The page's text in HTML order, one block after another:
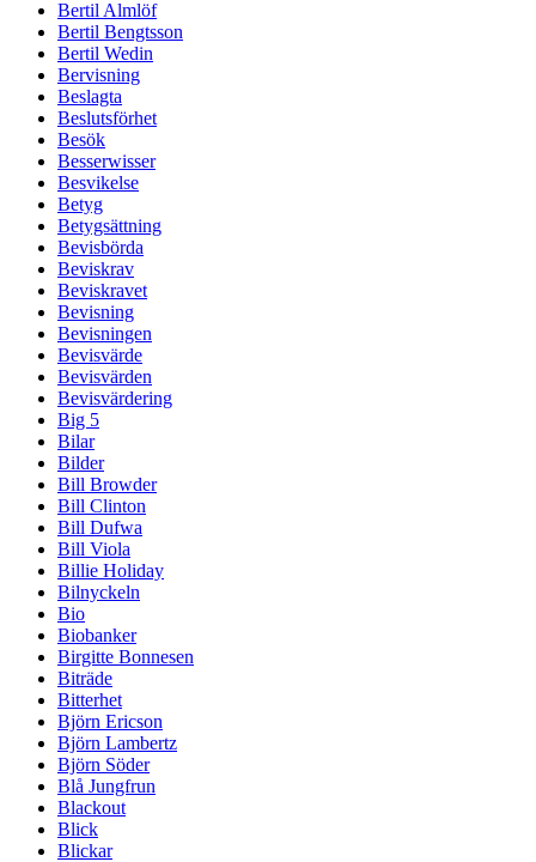
Bertil Almlöf
Bertil Bengtsson
Bertil Wedin
Bervisning
Beslagta
Beslutsförhet
Besök
Besserwisser
Besvikelse
Betyg
Betygsättning
Bevisbörda
Beviskrav
Beviskravet
Bevisning
Bevisningen
Bevisvärde
Bevisvärden
Bevisvärdering
Big 5
Bilar
Bilder
Bill Browder
Bill Clinton
Bill Dufwa
Bill Viola
Billie Holiday
Bilnyckeln
Bio
Biobanker
Birgitte Bonnesen
Biträde
Bitterhet
Björn Ericson
Björn Lambertz
Björn Söder
Blå Jungfrun
Blackout
Blick
Blickar